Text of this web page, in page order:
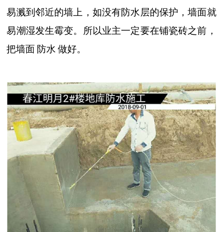
易溅到邻近的墙上，如没有防水层的保护，墙面就
易潮湿发生霉变。所以业主一定要在铺瓷砖之前，
把墙面 防水 做好。